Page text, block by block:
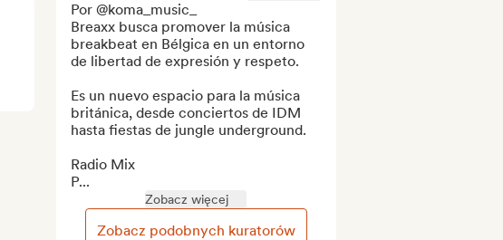
Por @koma_music_
Breaxx busca promover la música
breakbeat en Bélgica en un entorno
de libertad de expresión y respeto.
Es un nuevo espacio para la música
británica, desde conciertos de IDM
hasta fiestas de jungle underground.
Radio Mix
P...
Zobacz więcej
Zobacz podobnych kuratorów